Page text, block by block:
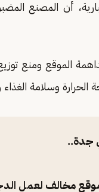
أن المصنع
الموقع ومنع
وسلامة
مخالف لعمل